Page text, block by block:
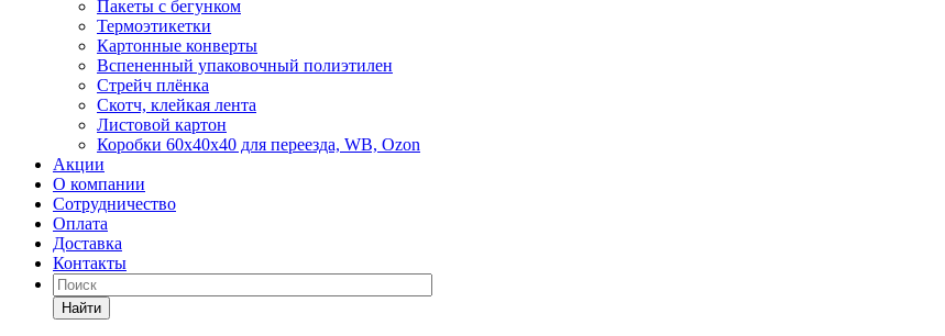
Пакеты с бегунком
Термоэтикетки
Картонные конверты
Вспененный упаковочный полиэтилен
Стрейч плёнка
Скотч, клейкая лента
Листовой картон
Коробки 60х40х40 для переезда, WB, Ozon
Акции
О компании
Сотрудничество
Оплата
Доставка
Контакты
Найти